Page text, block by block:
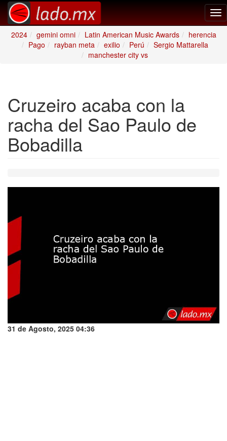
2024
gemini omni Latin American Music Awards
herencia
Pago
rayban meta exilio Perú
Sergio Mattarella
manchester city vs
Cruzeiro acaba con la
racha del Sao Paulo de
Bobadilla
31 de Agosto, 2025 04:36